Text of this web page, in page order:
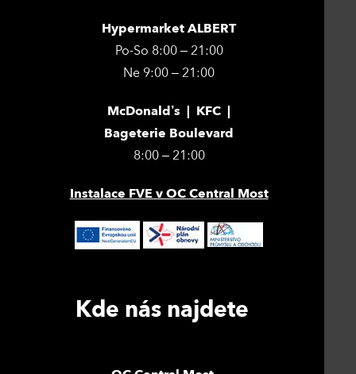
Hypermarket ALBERT
Po-So 8:00 – 21:00
Ne 9:00 – 21:00
McDonald’s | KFC |
Bageterie Boulevard
8:00 – 21:00
Instalace FVE v OC Central Most
Kde nás najdete